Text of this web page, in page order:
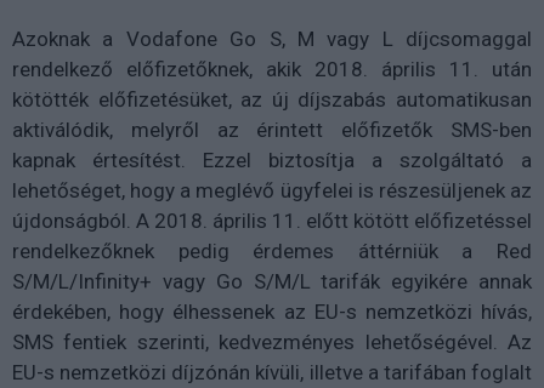
Azoknak a Vodafone Go S, M vagy L díjcsomaggal
rendelkező előfizetőknek, akik 2018. április 11. után
kötötték előfizetésüket, az új díjszabás automatikusan
aktiválódik, melyről az érintett előfizetők SMS-ben
kapnak értesítést. Ezzel biztosítja a szolgáltató a
lehetőséget, hogy a meglévő ügyfelei is részesüljenek az
újdonságból. A 2018. április 11. előtt kötött előfizetéssel
rendelkezőknek pedig érdemes áttérniük a Red
S/M/L/Infinity+ vagy Go S/M/L tarifák egyikére annak
érdekében, hogy élhessenek az EU-s nemzetközi hívás,
SMS fentiek szerinti, kedvezményes lehetőségével. Az
EU-s nemzetközi díjzónán kívüli, illetve a tarifában foglalt